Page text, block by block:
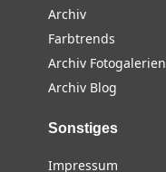
Archiv
Farbtrends
Archiv Fotogalerien
Archiv Blog
Sonstiges
Impressum